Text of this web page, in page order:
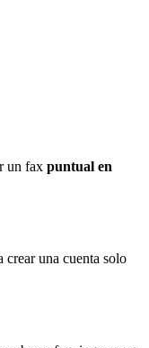
un fax puntual en
crear una cuenta solo